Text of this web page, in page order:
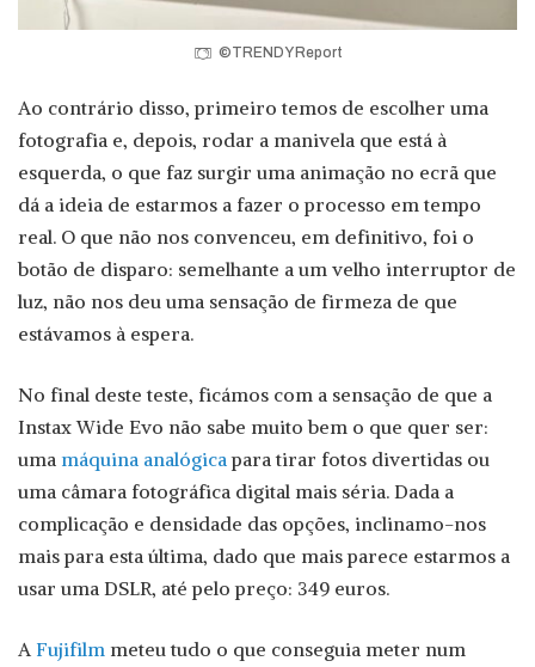
©TRENDY Report
Ao contrário disso, primeiro temos de escolher uma
fotografia e, depois, rodar a manivela que está à
esquerda, o que faz surgir uma animação no ecrã que
dá a ideia de estarmos a fazer o processo em tempo
real. O que não nos convenceu, em definitivo, foi o
botão de disparo: semelhante a um velho interruptor de
luz, não nos deu uma sensação de firmeza de que
estávamos à espera.
No final deste teste, ficámos com a sensação de que a
Instax Wide Evo não sabe muito bem o que quer ser:
uma máquina analógicapara tirar fotos divertidas ou
uma câmara fotográfica digital mais séria. Dada a
complicação e densidade das opções, inclinamo-nos
mais para esta última, dado que mais parece estarmos a
usar uma DSLR, até pelo preço: 349 euros.
A Fujifilm meteu tudo o que conseguia meter num